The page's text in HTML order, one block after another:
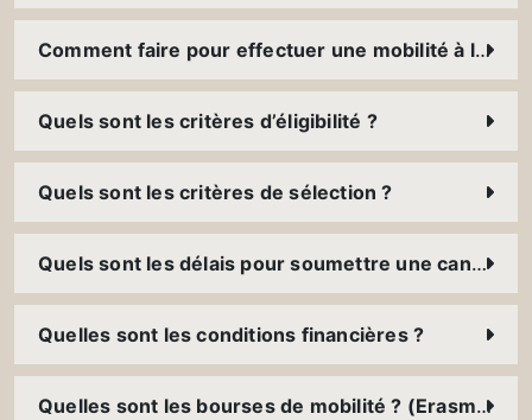
Comment faire pour effectuer une mobilité à l’international ?
Quels sont les critères d’éligibilité ?
Quels sont les critères de sélection ?
Quels sont les délais pour soumettre une candidature ?
Quelles sont les conditions financières ?
Quelles sont les bourses de mobilité ? (Erasmus+, FUCE, bourses des ambassades, etc.)